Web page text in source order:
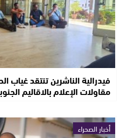
فيدرالية الناشرين تنتقد غياب
مقاولات الإعلام بالاقاليم
أخبار الصحراء